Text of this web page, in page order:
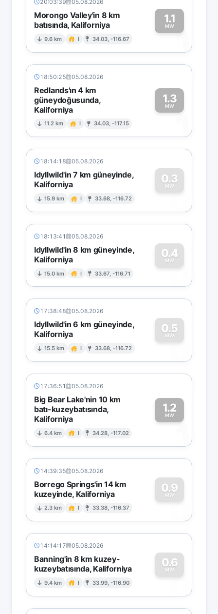
20:03:39 05.08.2026
Morongo Valley'in 8 km
batısında, Kaliforniya
9.6 km I 34.03, -116.67
1.1
MW1
18:50:25 05.08.2026
Redlands'ın 4 km
güneydoğusunda,
Kaliforniya
11.2 km I 34.03, -117.15
1.3
MW
1
18:14:18 05.08.2026
Idyllwild'in 7 km güneyinde,
Kaliforniya
15.9 km I 33.68, -116.72
0.3
MW
0
18:13:41 05.08.2026
Idyllwild'in 8 km güneyinde,
Kaliforniya
15.0 km I 33.67, -116.71
0.4
MW
0
17:38:48 05.08.2026
Idyllwild'in 6 km güneyinde,
Kaliforniya
15.5 km I 33.68, -116.72
0.5
MW
0
17:36:51 05.08.2026
Big Bear Lake'nin 10 km
batı-kuzeybatısında,
Kaliforniya
6.4 km I 34.28, -117.02
1.2
MW
1
14:39:35 05.08.2026
Borrego Springs'in 14 km
kuzeyinde, Kaliforniya
2.3 km I 33.38, -116.37
0.9
MW
0
14:14:17 05.08.2026
Banning'in 8 km kuzey-
kuzeybatısında, Kaliforniya
9.4 km I 33.99, -116.90
0.6
MW
0